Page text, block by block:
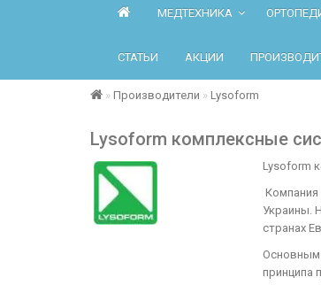
МЕДТЕХНИКА
СТАТЬИ АКЦИИ
Производители Lysoform
Lysoform комплексные
Lysoform
Компания
Украины.
странах
Основным
принципа